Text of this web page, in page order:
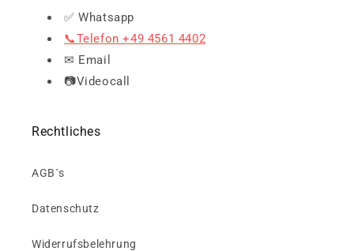
✅ Whatsapp
📞Telefon +49 4561 4402
✉ Email
📷Videocall
Rechtliches
AGB´s
Datenschutz
Widerrufsbelehrung